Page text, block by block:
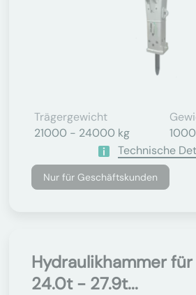
Trägergewicht
21000 - 24000 kg
Technische
Nur für Geschäftskunden
Hydraulikhammer für
24.0t - 27.9t...